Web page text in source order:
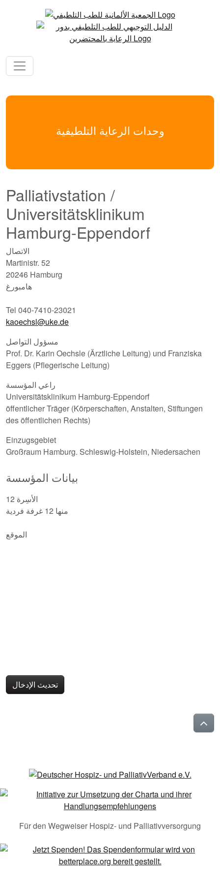
وحدات الرعاية التلطيفية
Palliativstation /
Universitätsklinikum
Hamburg-Eppendorf
الاتصال
Martinistr. 52
20246 Hamburg
هامبورغ
Tel 040-7410-23021
kaoechsl@uke.de
مسؤول التواصل
Prof. Dr. Karin Oechsle (Ärztliche Leitung) und Franziska
Eggers (Pflegerische Leitung)
راعي المؤسسة
Universitätsklinikum Hamburg-Eppendorf
öffentlicher Träger (Körperschaften, Anstalten, Stiftungen
des öffentlichen Rechts)
Einzugsgebiet
Großraum Hamburg. Schleswig-Holstein, Niedersachen
بيانات المؤسسة
12 الأسِرة
منها 12 غرفة فردية
الموقع
تحديث الإدخال
Für den Wegweiser Hospiz- und Palliativversorgung